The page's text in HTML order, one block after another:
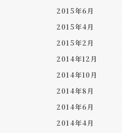
2015年6月
2015年4月
2015年2月
2014年12月
2014年10月
2014年8月
2014年6月
2014年4月